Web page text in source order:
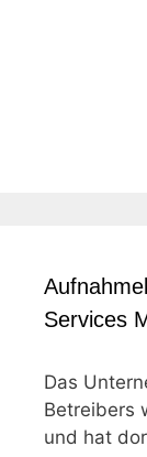
Services
Das
Betreibers
und hat